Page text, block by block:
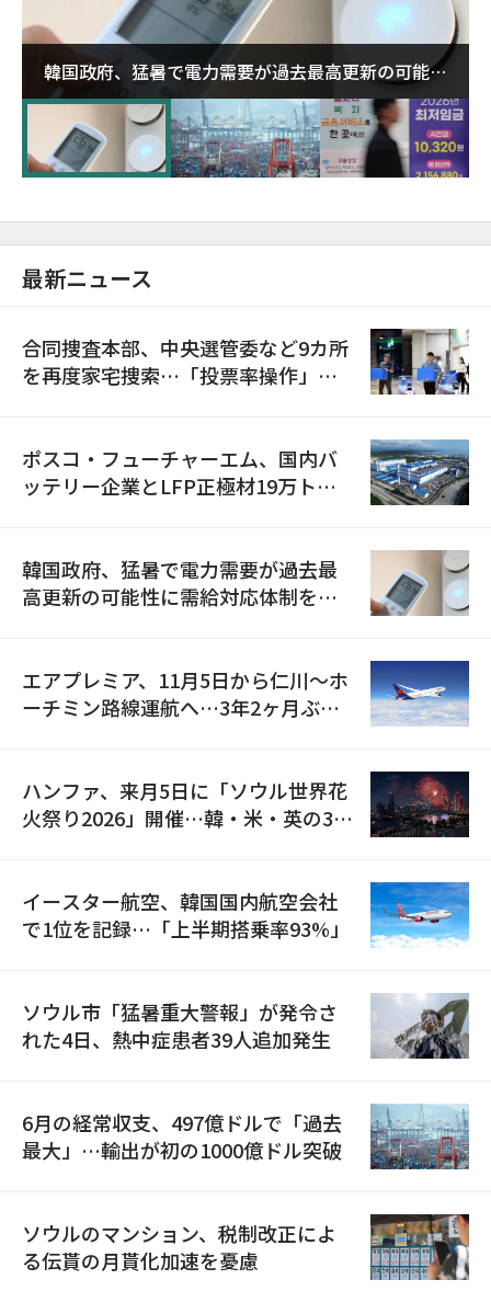
韓国政府、猛暑で電力需要が過去最高更新の可能性
に需給対応体制を点検
最新ニュース
合同捜査本部、中央選管委など9カ所
を再度家宅捜索…「投票率操作」の
ポスコ・フューチャーエム、国内バ
ッテリー企業とLFP正極材19万トン
韓国政府、猛暑で電力需要が過去最
高更新の可能性に需給対応体制を点
エアプレミア、11月5日から仁川〜ホ
ーチミン路線運航へ…3年2ヶ月ぶり
ハンファ、来月5日に「ソウル世界花
火祭り2026」開催…韓・米・英の3カ
イースター航空、韓国国内航空会社
で1位を記録…「上半期搭乗率93%」
ソウル市「猛暑重大警報」が発令さ
れた4日、熱中症患者39人追加発生
6月の経常収支、497億ドルで「過去
最大」…輸出が初の1000億ドル突破
ソウルのマンション、税制改正によ
る伝貰の月貰化加速を憂慮